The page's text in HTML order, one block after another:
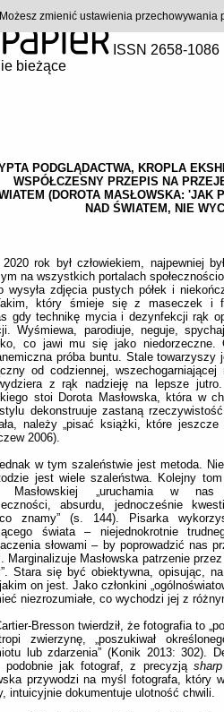
ISSN 2658-1086
bieżące
PODGLĄDACTWA, KROPLA
WSPÓŁCZESNY PRZEPIS NA
(DOROTA MASŁOWSKA: 'JAK
NAD ŚWIATEM, NIE
rok był człowiekiem, najpewniej
na wszystkich portalach
wysyła zdjęcia pustych półek i
który śmieje się z maseczek i
gdy technikę mycia i dezynfekcji rąk
Wyśmiewa, parodiuje, neguje,
co jawi mu się jako niedorzeczne.
próba buntu. Stale towarzyszy
od codziennej, wszechogarniającej
z rąk nadzieję na lepsze
stoi Dorota Masłowska, która w
dekonstruuje zastaną
należy „pisać książki, które jeszcze
2006).
w tym szaleństwie jest metoda.
jest wiele szaleństwa. Kolejny
Masłowskiej „uruchamia w nas
absurdu, jednocześnie
znamy” (s. 144). Pisarka
świata – niejednokrotnie
słowami – by poprowadzić nas
Marginalizuje Masłowska patrzenie przez
Stara się być obiektywna, opisując,
on jest. Jako członkini
niezrozumiałe, co wychodzi jej z
Bresson twierdził, że fotografia to
zwierzynę, „poszukiwał
lub zdarzenia” (Konik 2013: 302).
podobnie jak fotograf, z precyzją
przywodzi na myśl fotografa, który
intuicyjnie dokumentuje ulotność chwili.
zmienić ustawienia